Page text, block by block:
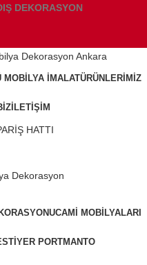
DEKORASYON
MOBILYA İMALATÜRÜNLERIMIZ
İLETIŞIM
HATTI
CAMI MOBILYALARI
PORTMANTO